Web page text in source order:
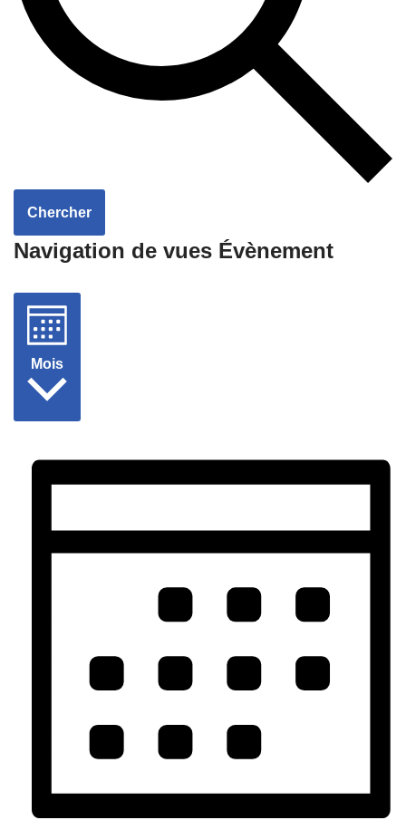
Chercher
Navigation de vues Évènement
Mois